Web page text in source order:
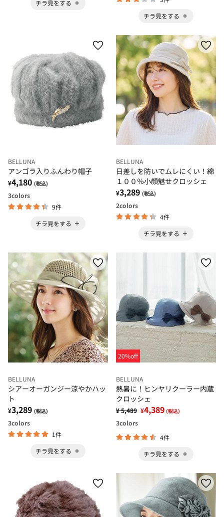
チラ見をする
チラ見をする
BELLUNA
アンゴラ入りふんわり帽子
¥4,180 (税込)
3colors
9件
チラ見をする
BELLUNA
日差しを防いでムレにくい！綿
１００％小顔魅せクロッシェ
¥3,289 (税込)
2colors
4件
チラ見をする
BELLUNA
シアーオーガンジー涼やかハッ
ト
¥3,289 (税込)
3colors
1件
チラ見をする
20%off
BELLUNA
熱暑に！ヒンヤリクーラー内蔵
クロッシェ
¥ 5,489 ¥4,389 (税込)
3colors
4件
チラ見をする